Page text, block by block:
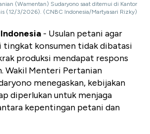
(Wamentan) Sudaryono saat ditemui di Kantor
(12/3/2026). (CNBC Indonesia/Martyasari Rizky)
- Usulan petani agar
tingkat konsumen tidak dibatasi
produksi mendapat respons
Wakil Menteri Pertanian
menegaskan, kebijakan
diperlukan untuk menjaga
kepentingan petani dan